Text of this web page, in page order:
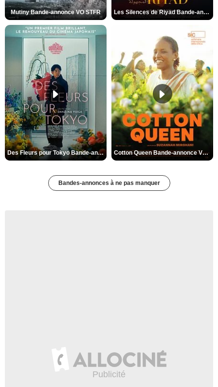
Mutiny Bande-annonce VO STFR Les Silences de Riyad Bande-annonce VO STFR
Des Fleurs pour Tokyo Bande-annonce VO STFR Cotton Queen Bande-annonce VO STFR
Bandes-annonces à ne pas manquer